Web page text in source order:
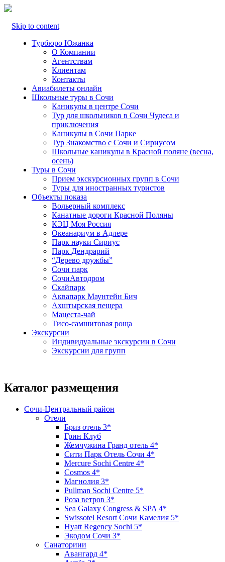
Skip to content
Турбюро Южанка
О Компании
Агентствам
Клиентам
Контакты
Авиабилеты онлайн
Школьные туры в Сочи
Каникулы в центре Сочи
Тур для школьников в Сочи Чудеса и
приключения
Каникулы в Сочи Парке
Тур Знакомство с Сочи и Сириусом
Школьные каникулы в Красной поляне (весна,
осень)
Туры в Сочи
Прием экскурсионных групп в Сочи
Туры для иностранных туристов
Объекты показа
Вольерный комплекс
Канатные дороги Красной Поляны
КЭЦ Моя Россия
Океанариум в Адлере
Парк науки Сириус
Парк Дендрарий
“Дерево дружбы”
Сочи парк
СочиАвтодром
Скайпарк
Аквапарк Маунтейн Бич
Ахштырская пещера
Мацеста-чай
Тисо-самшитовая роща
Экскурсии
Индивидуальные экскурсии в Сочи
Экскурсии для групп
Каталог размещения
Сочи-Центральный район
Отели
Бриз отель 3*
Грин Клуб
Жемчужина Гранд отель 4*
Сити Парк Отель Сочи 4*
Mercure Sochi Centre 4*
Cosmos 4*
Магнолия 3*
Pullman Sochi Сеntre 5*
Роза ветров 3*
Sea Galaxy Congress & SPA 4*
Swissotel Resort Сочи Камелия 5*
Hyatt Regency Sochi 5*
Экодом Сочи 3*
Санаториии
Авангард 4*